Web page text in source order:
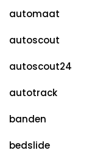
automaat
autoscout
autoscout24
autotrack
banden
bedslide